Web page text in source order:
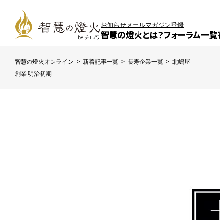
智慧の燈火とは？フォーラム一覧
お知らせメールマガジン登録
智慧の燈火オンライン > 新着記事一覧 > 長寿企業一覧 > 北嶋屋
創業 明治初期